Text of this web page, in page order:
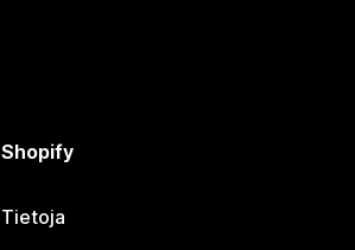
Shopify
Tietoja